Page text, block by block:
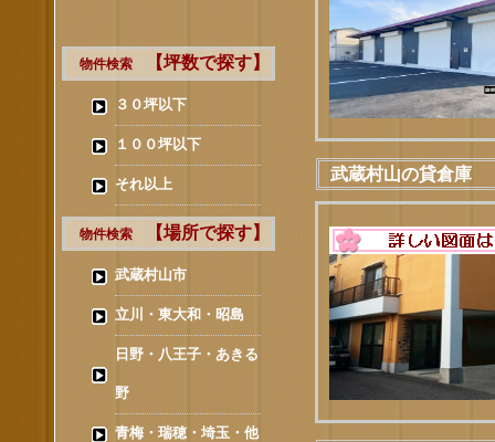
武蔵村山の貸倉庫
物件検索 【坪数で探す】
３０坪以下
１００坪以下
それ以上
物件検索 【場所で探す】
武蔵村山市
立川・東大和・昭島
日野・八王子・あきる
野
青梅・瑞穂・埼玉・他